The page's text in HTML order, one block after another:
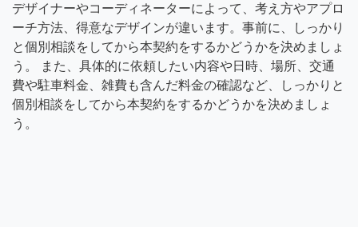
デザイナーやコーディネーターによって、考え方やアプロ
ーチ方法、得意なデザインが違います。事前に、しっかり
と個別相談をしてから本契約をするかどうかを決めましょ
う。 また、具体的に依頼したい内容や日時、場所、交通
費や駐車料金、雑費も含んだ料金の確認など、しっかりと
個別相談をしてから本契約をするかどうかを決めましょ
う。